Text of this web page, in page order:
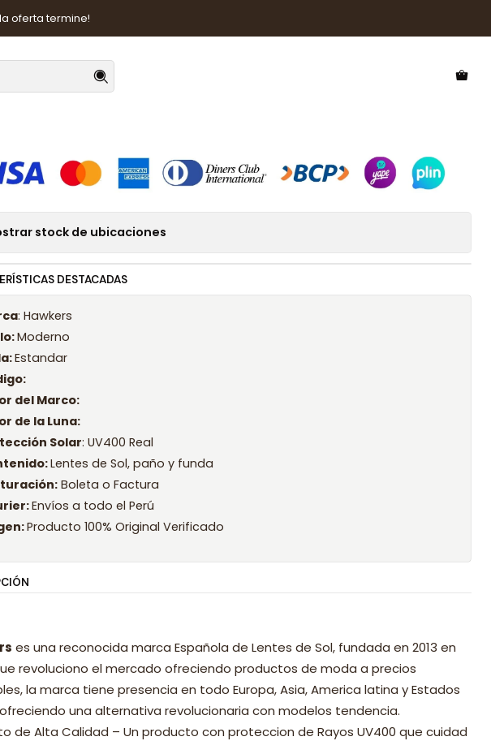
la oferta termine!
Lentes de Sol Polarizado Hawkers Classic Bold HCBO22BGTP
de Sol Polarizado Hawkers Classic
stock de ubicaciones
DESTACADAS
: Hawkers
Moderno
Estandar
del Marco:
de la Luna:
Solar: UV400 Real
Lentes de Sol, paño y funda
Boleta o Factura
Envíos a todo el Perú
Producto 100% Original Verificado
es una reconocida marca Española de Lentes de Sol, fundada en 2013 en
revoluciono el mercado ofreciendo productos de moda a precios
la marca tiene presencia en todo Europa, Asia, America latina y Estados
una alternativa revolucionaria con modelos tendencia.
de Alta Calidad – Un producto con proteccion de Rayos UV400 que cuidad